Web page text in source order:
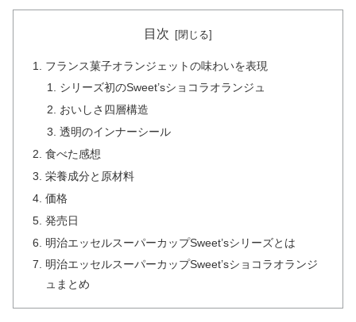
目次
フランス菓子オランジェットの味わいを表現
シリーズ初のSweet’sショコラオランジュ
おいしさ四層構造
透明のインナーシール
食べた感想
栄養成分と原材料
価格
発売日
明治エッセルスーパーカップSweet’sシリーズとは
明治エッセルスーパーカップSweet’sショコラオランジ
ュまとめ